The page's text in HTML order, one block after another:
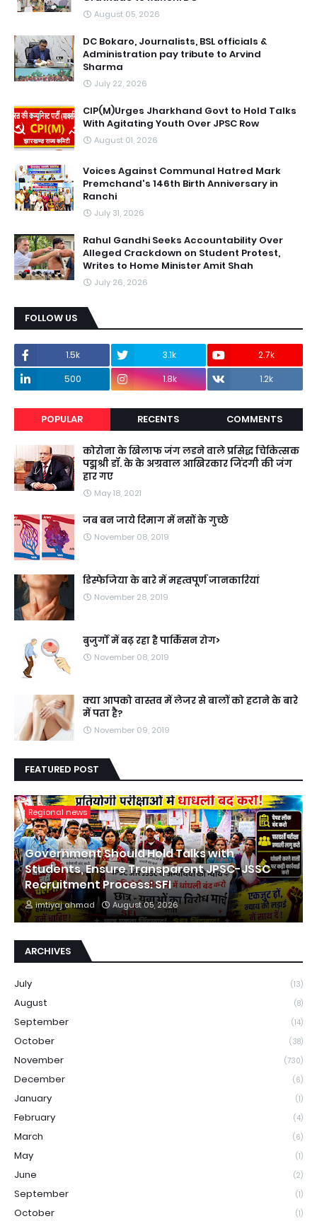
August 05, 2026
DC Bokaro, Journalists, BSL officials &
Administration pay tribute to Arvind
Sharma
July 22, 2026
CIP(M)Urges Jharkhand Govt to Hold Talks
With Agitating Youth Over JPSC Row
August 01, 2026
Voices Against Communal Hatred Mark
Premchand's 146th Birth Anniversary in
Ranchi
July 31, 2026
Rahul Gandhi Seeks Accountability Over
Alleged Crackdown on Student Protest,
Writes to Home Minister Amit Shah
July 26, 2026
FOLLOW US
1.5k 3.1k
2.7k
500
1.8k 1.2k
POPULAR RECENTS COMMENTS
कोरोना के खिलाफ जंग लडने वाले प्रसिद्ध चिकित्सक
पद्मश्री डॉ. के के अग्रवाल आखिरकार जिंदगी की जंग
हार गए
May 18, 2021
जब बन जाये दिमाग में नसों के गुच्छे
November 08, 2019
डिस्फेजिया के बारे में महत्वपूर्ण जानकारियां
November 28, 2019
बुजुर्गों में बढ़ रहा है पार्किंसन रोग>
November 08, 2019
क्या आपको वास्तव में लेजर से बालों को हटाने के बारे
में पता है?
November 09, 2019
FEATURED POST
Regional news
Government Should Hold Talks with
Students, Ensure Transparent JPSC-JSSC
Recruitment Process: SFI
imtiyaj ahmad August 05, 2026
ARCHIVES
July (13)
August (8)
September (14)
October (38)
November (730)
December (6)
January (1)
February (4)
March (6)
May (1)
June (2)
September (1)
October (1)